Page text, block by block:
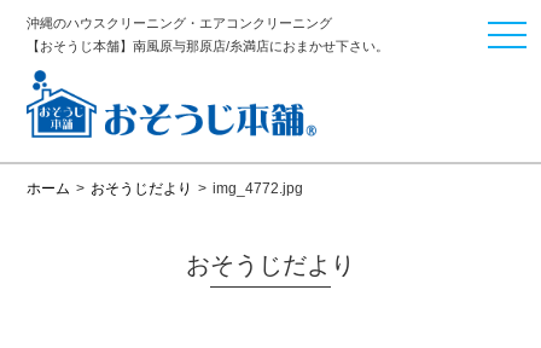
沖縄のハウスクリーニング・エアコンクリーニング
【おそうじ本舗】南風原与那原店/糸満店におまかせ下さい。
ホーム > おそうじだより > img_4772.jpg
おそうじだより